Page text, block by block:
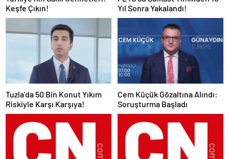
Keşfe Çıkın!
Yıl Sonra Yakalandı!
Tuzla’da 50 Bin Konut Yıkım
Riskiyle Karşı Karşıya!
Cem Küçük Gözaltına Alındı:
Soruşturma Başladı